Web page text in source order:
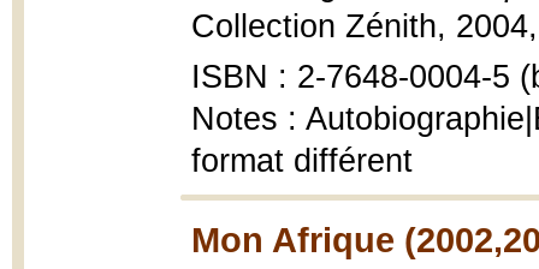
Collection Zénith,
ISBN : 2-7648-0004-5
Notes :
format différent
Mon Afrique